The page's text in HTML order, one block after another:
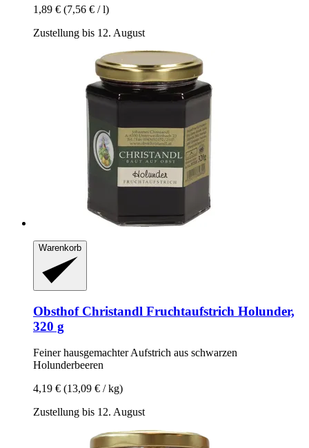
1,89 € (7,56 € / l)
Zustellung bis 12. August
Warenkorb
Obsthof Christandl Fruchtaufstrich Holunder,
320 g
Feiner hausgemachter Aufstrich aus schwarzen
Holunderbeeren
4,19 € (13,09 € / kg)
Zustellung bis 12. August